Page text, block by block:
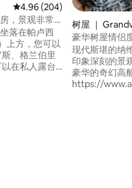
平均评分 4.96 分（满分 5 分
4.96 (204)
，景观非常
落在帕卢西
上方，您可以
树屋 ｜
豪华树屋情侣
现代斯堪的纳
印象深刻的景
豪华的奇幻高
https://